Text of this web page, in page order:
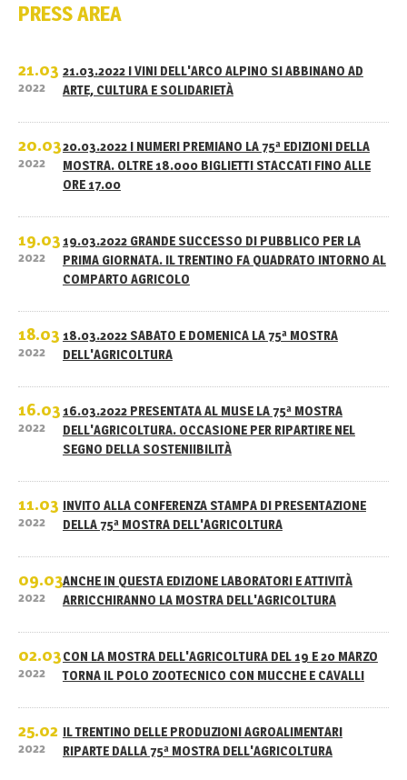
PRESS AREA
21.03
2022
21.03.2022 I VINI DELL'ARCO ALPINO SI ABBINANO AD
ARTE, CULTURA E SOLIDARIETÀ
20.03
2022
20.03.2022 I NUMERI PREMIANO LA 75ª EDIZIONI DELLA
MOSTRA. OLTRE 18.000 BIGLIETTI STACCATI FINO ALLE
ORE 17.00
19.03
2022
19.03.2022 GRANDE SUCCESSO DI PUBBLICO PER LA
PRIMA GIORNATA. IL TRENTINO FA QUADRATO INTORNO AL
COMPARTO AGRICOLO
18.03
2022
18.03.2022 SABATO E DOMENICA LA 75ª MOSTRA
DELL'AGRICOLTURA
16.03
2022
16.03.2022 PRESENTATA AL MUSE LA 75ª MOSTRA
DELL'AGRICOLTURA. OCCASIONE PER RIPARTIRE NEL
SEGNO DELLA SOSTENIIBILITÀ
11.03
2022
INVITO ALLA CONFERENZA STAMPA DI PRESENTAZIONE
DELLA 75ª MOSTRA DELL'AGRICOLTURA
09.03
2022
ANCHE IN QUESTA EDIZIONE LABORATORI E ATTIVITÀ
ARRICCHIRANNO LA MOSTRA DELL'AGRICOLTURA
02.03
2022
CON LA MOSTRA DELL'AGRICOLTURA DEL 19 E 20 MARZO
TORNA IL POLO ZOOTECNICO CON MUCCHE E CAVALLI
25.02
2022
IL TRENTINO DELLE PRODUZIONI AGROALIMENTARI
RIPARTE DALLA 75ª MOSTRA DELL'AGRICOLTURA